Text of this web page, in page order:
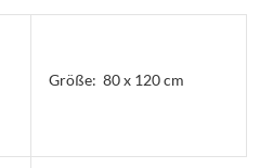
Größe: 80 x 120 cm